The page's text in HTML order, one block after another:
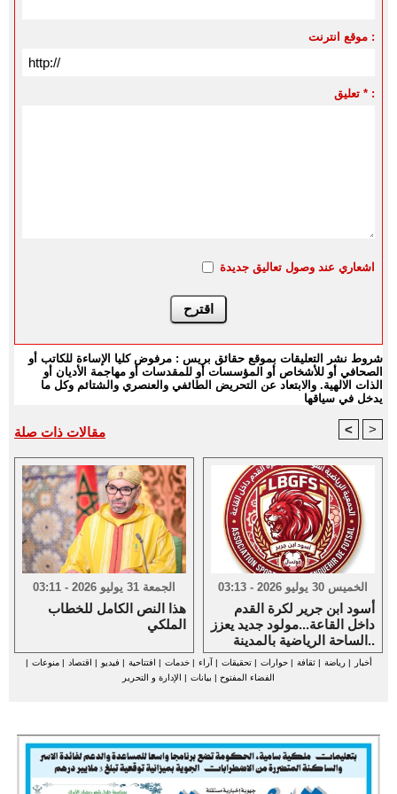
موقع انترنت :
تعليق * :
اشعاري عند وصول تعاليق جديدة
شروط نشر التعليقات بموقع حقائق بريس : مرفوض كليا الإساءة للكاتب أو
الصحافي أو للأشخاص أو المؤسسات أو للمقدسات أو مهاجمة الأديان أو
الذات الالهية. والابتعاد عن التحريض الطائفي والعنصري والشتائم وكل ما
يدخل في سياقها
مقالات ذات صلة < >
الجمعة 31 يوليو 2026 - 03:11
هذا النص الكامل للخطاب
الملكي
الخميس 30 يوليو 2026 - 03:13
أسود ابن جرير لكرة القدم
داخل القاعة...مولود جديد يعزز
الساحة الرياضية بالمدينة..
أخبار |رياضة |ثقافة |حوارات |تحقيقات | آراء |خدمات | افتتاحية | فيديو | اقتصاد |منوعات |
الفضاء المفتوح | بيانات | الإدارة و التحرير